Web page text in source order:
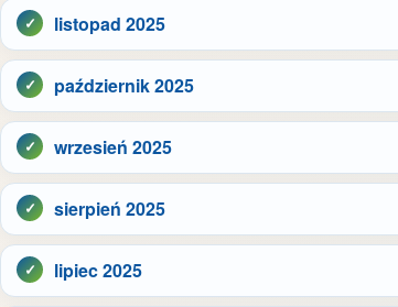
listopad 2025
październik 2025
wrzesień 2025
sierpień 2025
lipiec 2025